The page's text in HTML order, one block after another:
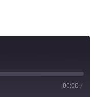
00:00 /